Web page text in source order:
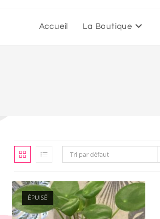
Accueil La Boutique
Tri par défaut
ÉPUISÉ